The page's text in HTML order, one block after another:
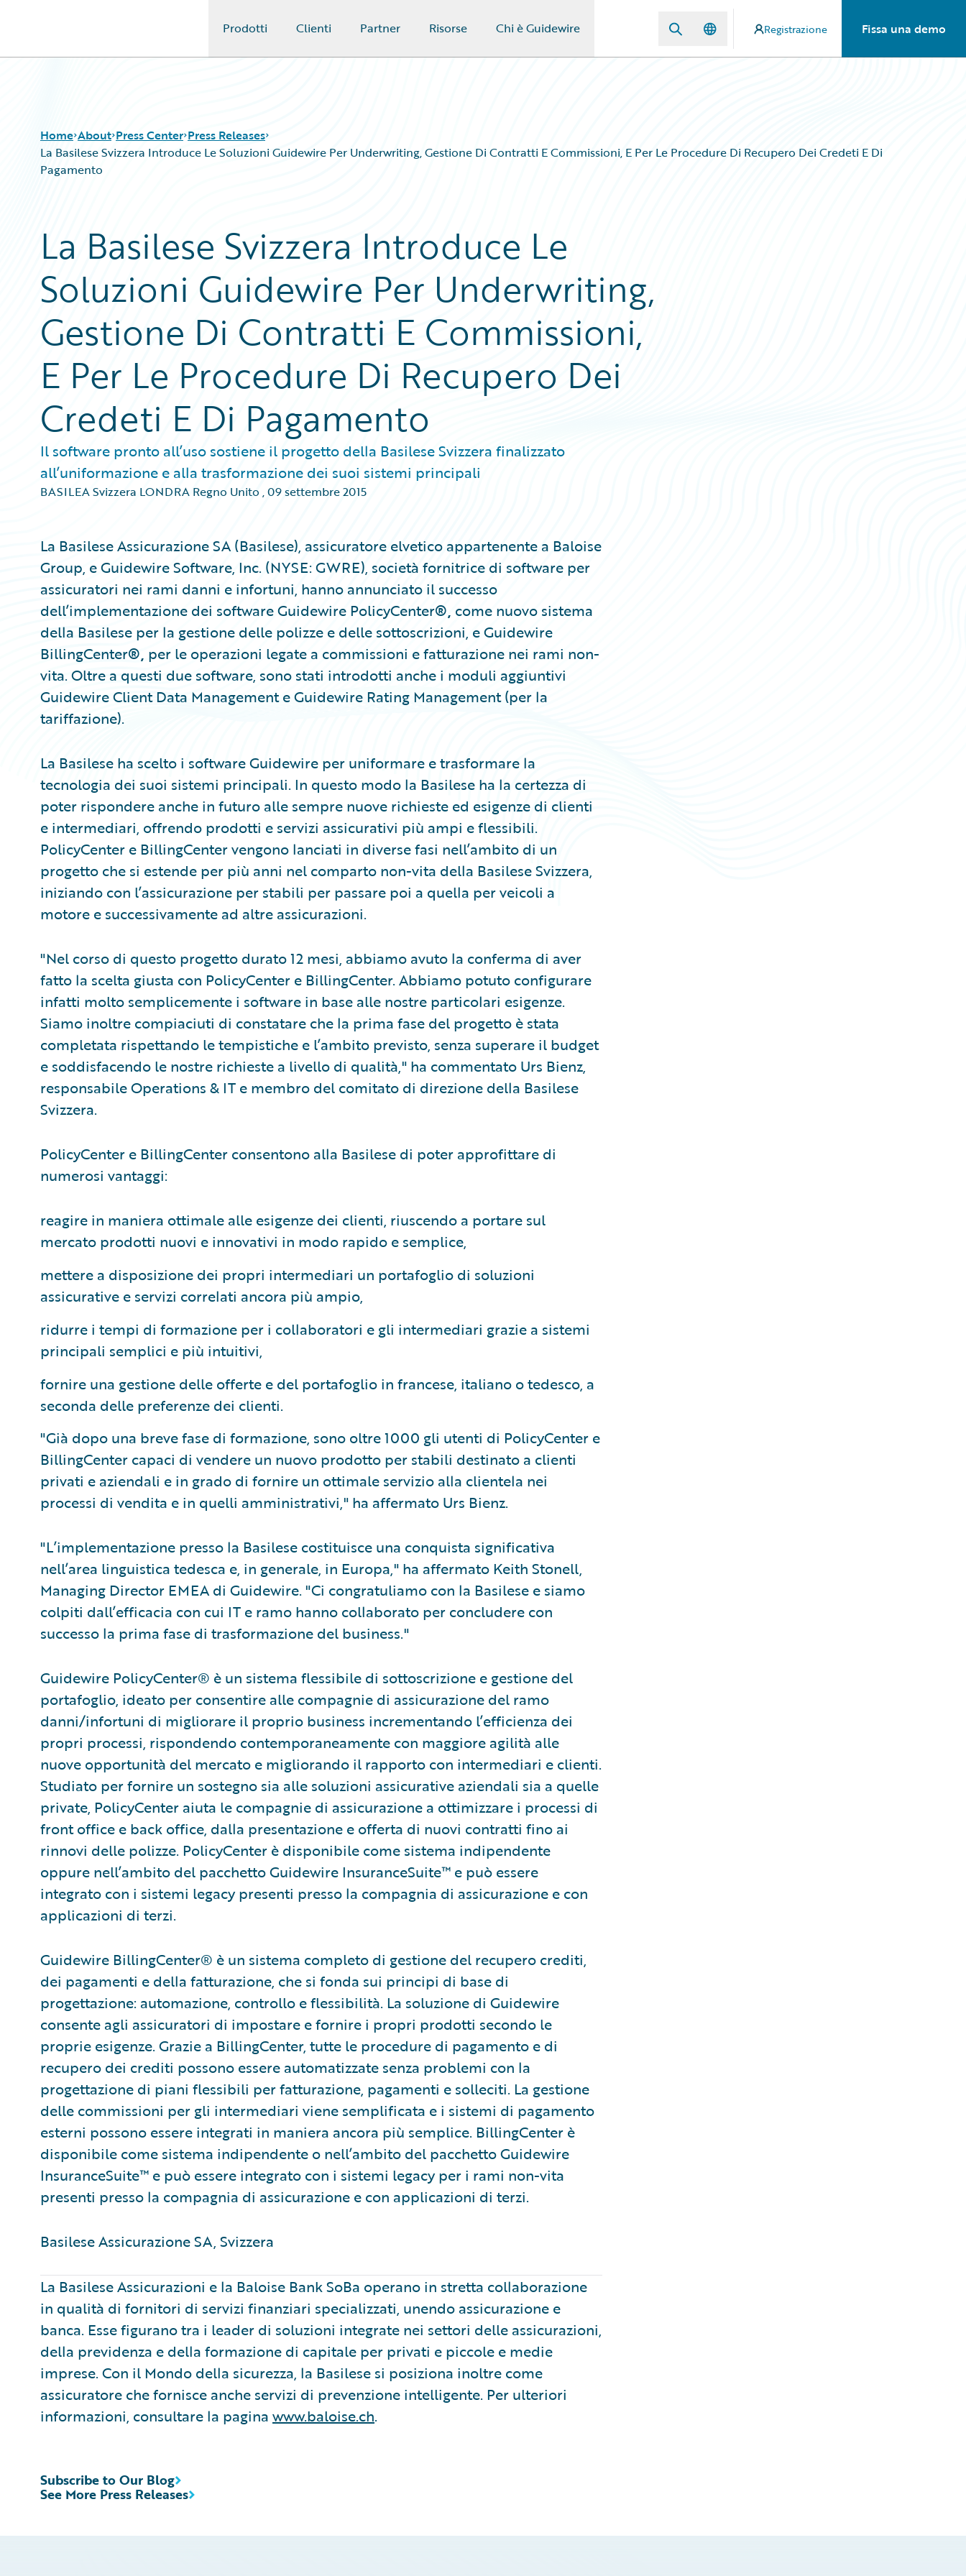
Prodotti Clienti Partner Risorse Chi è Guidewire Registrazione Fissa una demo
Home About Press Center Press Releases
La Basilese Svizzera Introduce Le Soluzioni Guidewire Per Underwriting, Gestione Di Contratti E Commissioni, E Per Le Procedure Di Recupero Dei Credeti E Di
Pagamento
La Basilese Svizzera Introduce Le
Soluzioni Guidewire Per Underwriting,
Gestione Di Contratti E Commissioni,
E Per Le Procedure Di Recupero Dei
Credeti E Di Pagamento
Il software pronto all’uso sostiene il progetto della Basilese Svizzera finalizzato
all’uniformazione e alla trasformazione dei suoi sistemi principali
BASILEA Svizzera LONDRA Regno Unito ,09 settembre 2015
La Basilese Assicurazione SA (Basilese), assicuratore elvetico appartenente a Baloise
Group, e Guidewire Software, Inc. (NYSE: GWRE), società fornitrice di software per
assicuratori nei rami danni e infortuni, hanno annunciato il successo
dell’implementazione dei software Guidewire PolicyCenter®, come nuovo sistema
della Basilese per la gestione delle polizze e delle sottoscrizioni, e Guidewire
BillingCenter®, per le operazioni legate a commissioni e fatturazione nei rami non-
vita. Oltre a questi due software, sono stati introdotti anche i moduli aggiuntivi
Guidewire Client Data Management e Guidewire Rating Management (per la
tariffazione).
La Basilese ha scelto i software Guidewire per uniformare e trasformare la
tecnologia dei suoi sistemi principali. In questo modo la Basilese ha la certezza di
poter rispondere anche in futuro alle sempre nuove richieste ed esigenze di clienti
e intermediari, offrendo prodotti e servizi assicurativi più ampi e flessibili.
PolicyCenter e BillingCenter vengono lanciati in diverse fasi nell’ambito di un
progetto che si estende per più anni nel comparto non-vita della Basilese Svizzera,
iniziando con l’assicurazione per stabili per passare poi a quella per veicoli a
motore e successivamente ad altre assicurazioni.
"Nel corso di questo progetto durato 12 mesi, abbiamo avuto la conferma di aver
fatto la scelta giusta con PolicyCenter e BillingCenter. Abbiamo potuto configurare
infatti molto semplicemente i software in base alle nostre particolari esigenze.
Siamo inoltre compiaciuti di constatare che la prima fase del progetto è stata
completata rispettando le tempistiche e l’ambito previsto, senza superare il budget
e soddisfacendo le nostre richieste a livello di qualità," ha commentato Urs Bienz,
responsabile Operations & IT e membro del comitato di direzione della Basilese
Svizzera.
PolicyCenter e BillingCenter consentono alla Basilese di poter approfittare di
numerosi vantaggi:
reagire in maniera ottimale alle esigenze dei clienti, riuscendo a portare sul
mercato prodotti nuovi e innovativi in modo rapido e semplice,
mettere a disposizione dei propri intermediari un portafoglio di soluzioni
assicurative e servizi correlati ancora più ampio,
ridurre i tempi di formazione per i collaboratori e gli intermediari grazie a sistemi
principali semplici e più intuitivi,
fornire una gestione delle offerte e del portafoglio in francese, italiano o tedesco, a
seconda delle preferenze dei clienti.
"Già dopo una breve fase di formazione, sono oltre 1000 gli utenti di PolicyCenter e
BillingCenter capaci di vendere un nuovo prodotto per stabili destinato a clienti
privati e aziendali e in grado di fornire un ottimale servizio alla clientela nei
processi di vendita e in quelli amministrativi," ha affermato Urs Bienz.
"L’implementazione presso la Basilese costituisce una conquista significativa
nell’area linguistica tedesca e, in generale, in Europa," ha affermato Keith Stonell,
Managing Director EMEA di Guidewire. "Ci congratuliamo con la Basilese e siamo
colpiti dall’efficacia con cui IT e ramo hanno collaborato per concludere con
successo la prima fase di trasformazione del business."
Guidewire PolicyCenter® è un sistema flessibile di sottoscrizione e gestione del
portafoglio, ideato per consentire alle compagnie di assicurazione del ramo
danni/infortuni di migliorare il proprio business incrementando l’efficienza dei
propri processi, rispondendo contemporaneamente con maggiore agilità alle
nuove opportunità del mercato e migliorando il rapporto con intermediari e clienti.
Studiato per fornire un sostegno sia alle soluzioni assicurative aziendali sia a quelle
private, PolicyCenter aiuta le compagnie di assicurazione a ottimizzare i processi di
front office e back office, dalla presentazione e offerta di nuovi contratti fino ai
rinnovi delle polizze. PolicyCenter è disponibile come sistema indipendente
oppure nell’ambito del pacchetto Guidewire InsuranceSuite™ e può essere
integrato con i sistemi legacy presenti presso la compagnia di assicurazione e con
applicazioni di terzi.
Guidewire BillingCenter® è un sistema completo di gestione del recupero crediti,
dei pagamenti e della fatturazione, che si fonda sui principi di base di
progettazione: automazione, controllo e flessibilità. La soluzione di Guidewire
consente agli assicuratori di impostare e fornire i propri prodotti secondo le
proprie esigenze. Grazie a BillingCenter, tutte le procedure di pagamento e di
recupero dei crediti possono essere automatizzate senza problemi con la
progettazione di piani flessibili per fatturazione, pagamenti e solleciti. La gestione
delle commissioni per gli intermediari viene semplificata e i sistemi di pagamento
esterni possono essere integrati in maniera ancora più semplice. BillingCenter è
disponibile come sistema indipendente o nell’ambito del pacchetto Guidewire
InsuranceSuite™ e può essere integrato con i sistemi legacy per i rami non-vita
presenti presso la compagnia di assicurazione e con applicazioni di terzi.
Basilese Assicurazione SA, Svizzera ​
La Basilese Assicurazioni e la Baloise Bank SoBa operano in stretta collaborazione
in qualità di fornitori di servizi finanziari specializzati, unendo assicurazione e
banca. Esse figurano tra i leader di soluzioni integrate nei settori delle assicurazioni,
della previdenza e della formazione di capitale per privati e piccole e medie
imprese. Con il Mondo della sicurezza, la Basilese si posiziona inoltre come
assicuratore che fornisce anche servizi di prevenzione intelligente. Per ulteriori
informazioni, consultare la pagina www.baloise.ch.
See More Press Releases
Subscribe to Our Blog